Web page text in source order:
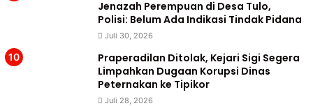
Jenazah Perempuan di Desa Tulo,
Polisi: Belum Ada Indikasi Tindak Pidana
Juli 30, 2026
Praperadilan Ditolak, Kejari Sigi Segera
Limpahkan Dugaan Korupsi Dinas
Peternakan ke Tipikor
Juli 28, 2026